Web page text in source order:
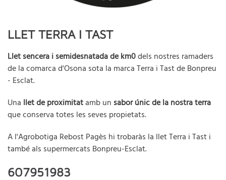
LLET TERRA I TAST
Llet sencera i semidesnatada de km0dels nostres ramaders
de la comarca d'Osona sota la marca Terra i Tast de Bonpreu
- Esclat.
Una llet de proximitatamb un sabor únic de la nostra terra
que conservatotes les seves propietats.
A l'Agrobotiga Rebost Pagès hi trobaràs la llet Terra i Tast i
també als supermercats Bonpreu-Esclat.
607951983